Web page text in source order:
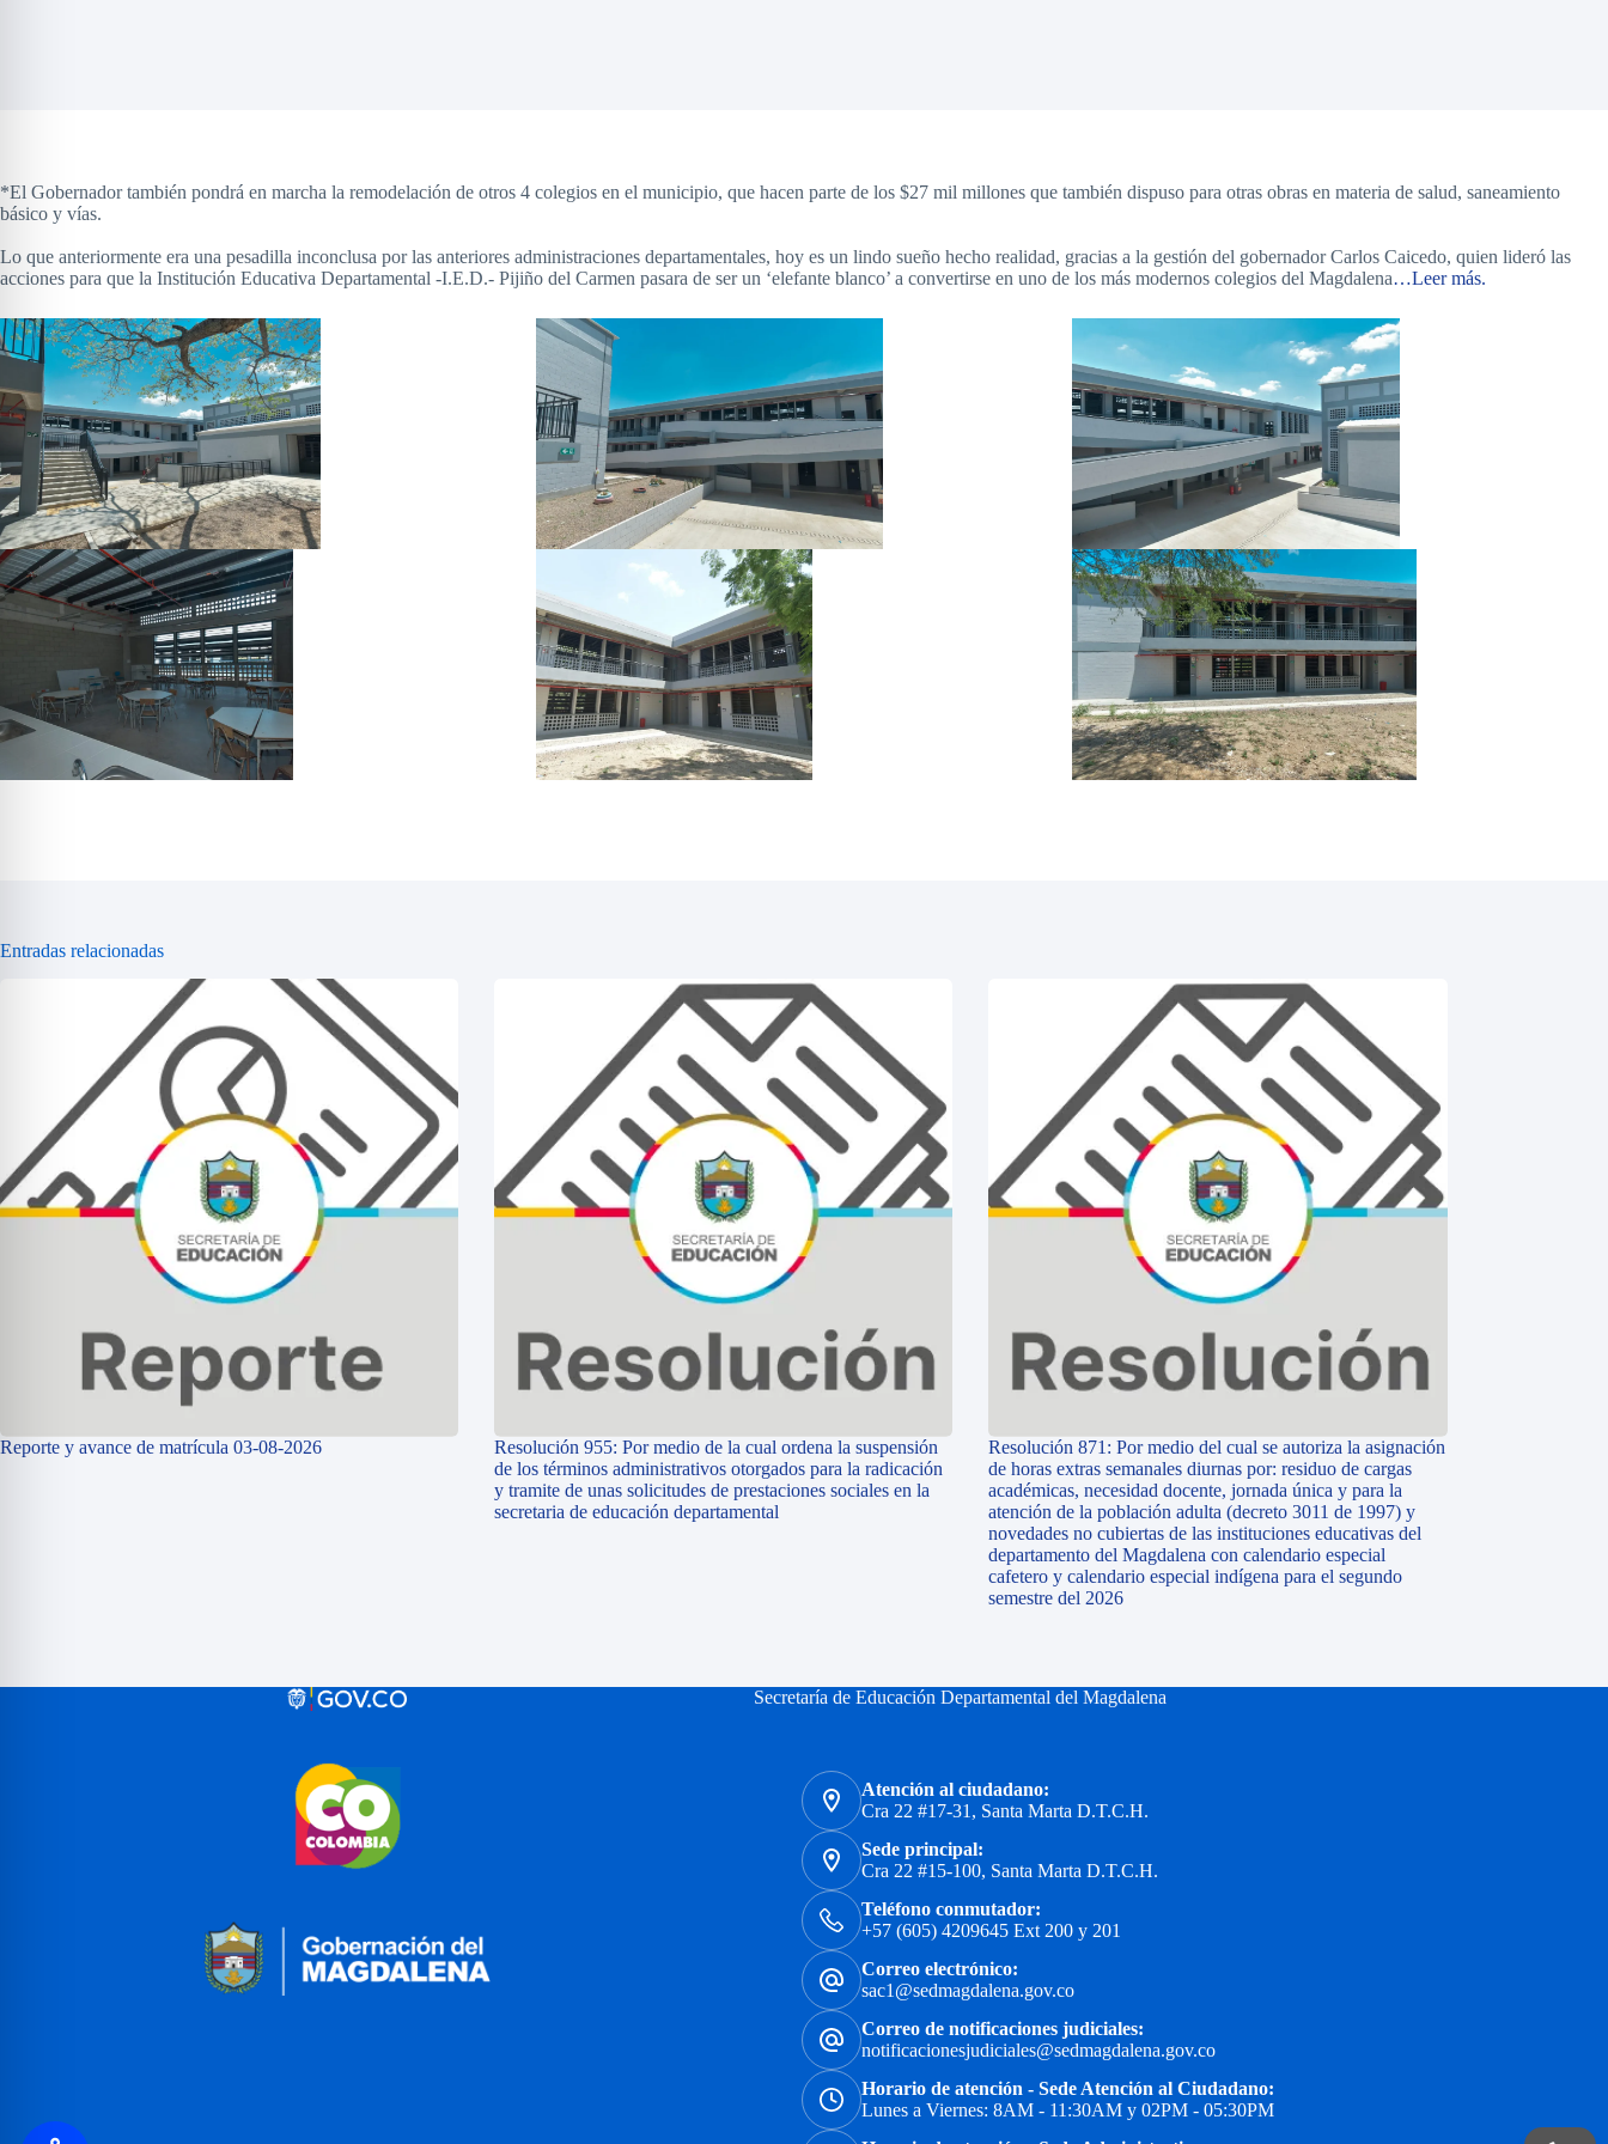
*El Gobernador también pondrá en marcha la remodelación de otros 4 colegios en el municipio, que hacen parte de los $27 mil millones que también dispuso para otras obras en materia de salud, saneamiento
básico y vías.
Lo que anteriormente era una pesadilla inconclusa por las anteriores administraciones departamentales, hoy es un lindo sueño hecho realidad, gracias a la gestión del gobernador Carlos Caicedo, quien lideró las
acciones para que la Institución Educativa Departamental -I.E.D.- Pijiño del Carmen pasara de ser un ‘elefante blanco’ a convertirse en uno de los más modernos colegios del Magdalena…Leer más.
Entradas relacionadas
Reporte y avance de matrícula 03-08-2026
Resolución 955: Por medio de la cual ordena la suspensión
de los términos administrativos otorgados para la radicación
y tramite de unas solicitudes de prestaciones sociales en la
secretaria de educación departamental
Resolución 871: Por medio del cual se autoriza la asignación
de horas extras semanales diurnas por: residuo de cargas
académicas, necesidad docente, jornada única y para la
atención de la población adulta (decreto 3011 de 1997) y
novedades no cubiertas de las instituciones educativas del
departamento del Magdalena con calendario especial
cafetero y calendario especial indígena para el segundo
semestre del 2026
Secretaría de Educación Departamental del Magdalena
Atención al ciudadano:
Cra 22 #17-31, Santa Marta D.T.C.H.
Sede principal:
Cra 22 #15-100, Santa Marta D.T.C.H.
Teléfono conmutador:
+57 (605) 4209645 Ext 200 y 201
Correo electrónico:
sac1@sedmagdalena.gov.co
Correo de notificaciones judiciales:
notificacionesjudiciales@sedmagdalena.gov.co
Horario de atención - Sede Atención al Ciudadano:
Lunes a Viernes: 8AM - 11:30AM y 02PM - 05:30PM